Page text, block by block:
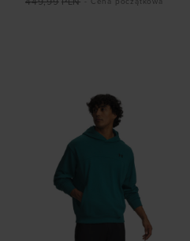
Dodaj produkt w